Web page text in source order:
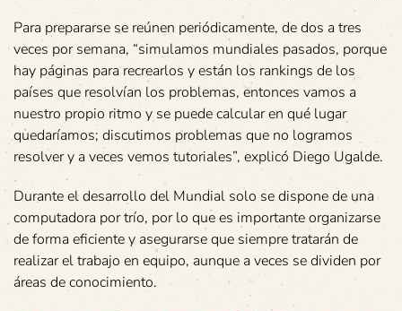
Para prepararse se reúnen periódicamente, de dos a tres
veces por semana, “simulamos mundiales pasados, porque
hay páginas para recrearlos y están los rankings de los
países que resolvían los problemas, entonces vamos a
nuestro propio ritmo y se puede calcular en qué lugar
quedaríamos; discutimos problemas que no logramos
resolver y a veces vemos tutoriales”, explicó Diego Ugalde.
Durante el desarrollo del Mundial solo se dispone de una
computadora por trío, por lo que es importante organizarse
de forma eficiente y asegurarse que siempre tratarán de
realizar el trabajo en equipo, aunque a veces se dividen por
áreas de conocimiento.